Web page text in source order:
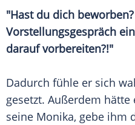
"Hast du dich
Vorstellungsgespräch
darauf vorbereiten?!"
Dadurch fühle er sich
gesetzt. Außerdem hätte
seine Monika, gebe ihm